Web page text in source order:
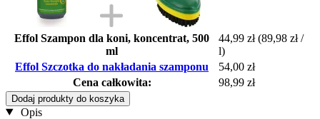
Effol Szampon dla koni, koncentrat, 500
ml
44,99 zł (89,98 zł /
l)
Effol Szczotka do nakładania szamponu
54,00 zł
Cena całkowita:
98,99 zł
Dodaj produkty do koszyka
Opis